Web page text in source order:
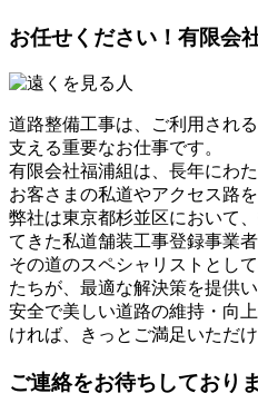
お任せください！有限会
道路整備工事は、ご利用され
支える重要なお仕事です。
有限会社福浦組は、長年にわ
お客さまの私道やアクセス路
弊社は東京都杉並区において
てきた私道舗装工事登録事業者
その道のスペシャリストとし
たちが、最適な解決策を提供い
安全で美しい道路の維持・向
ければ、きっとご満足いただけ
ご連絡をお待ちしており